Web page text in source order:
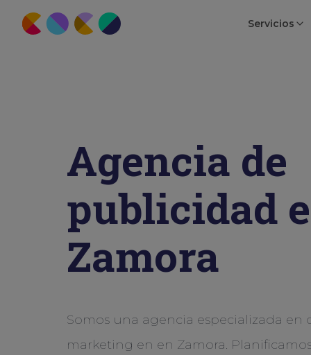
Servicios
Agencia de
publicidad
Zamora
Somos una agencia especializada en
marketing en en Zamora.